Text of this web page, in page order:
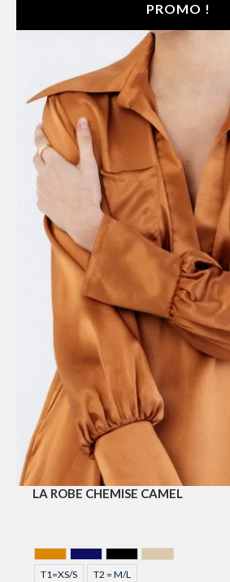
PROMO !
LA ROBE CHEMISE CAMEL
CAMELMIDNIGHT BLUE
NOIR
T1=XS/S T2 = M/L